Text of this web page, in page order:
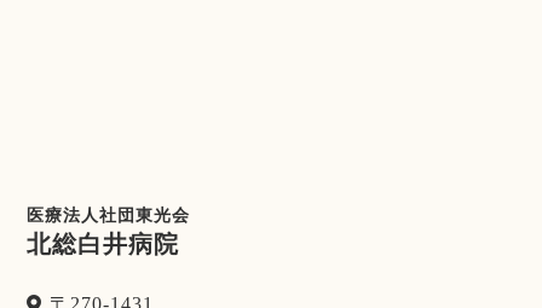
医療法人社団東光会
北総白井病院